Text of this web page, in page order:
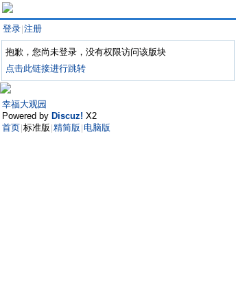
登录 注册
抱歉，您尚未登录，没有权限访问该版块
点击此链接进行跳转
幸福大观园
Powered by Discuz! X2
首页 标准版 精简版 电脑版